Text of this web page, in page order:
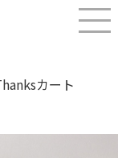
（スペシ